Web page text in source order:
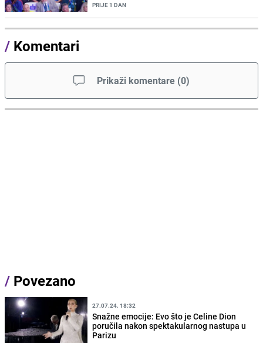
PRIJE 1 DAN
/ Komentari
Prikaži komentare (0)
/ Povezano
27.07.24. 18:32
Snažne emocije: Evo što je Celine Dion
poručila nakon spektakularnog nastupa u
Parizu